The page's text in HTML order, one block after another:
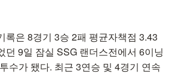
록은 8경기 3승 2패 평균자책점 3.43
던 9일 잠실 SSG 랜더스전에서 6이닝
수가 됐다. 최근 3연승 및 4경기 연속